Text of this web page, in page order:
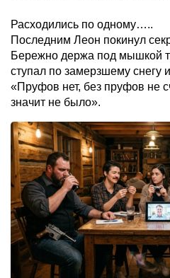
Расходились по одному…..
Последним Леон покинул
Бережно держа под мышкой
ступал по замерзшему снегу
«Пруфов нет, без пруфов не
значит не было».